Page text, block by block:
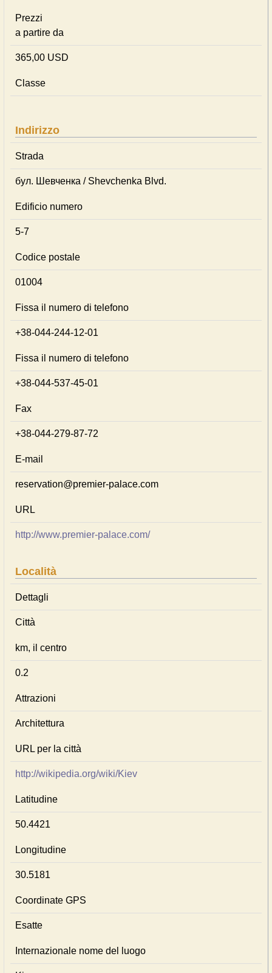
Prezzi
a partire da
365,00 USD
Classe
Indirizzo
Strada
бул. Шевченка / Shevchenka Blvd.
Edificio numero
5-7
Codice postale
01004
Fissa il numero di telefono
+38-044-244-12-01
Fissa il numero di telefono
+38-044-537-45-01
Fax
+38-044-279-87-72
E-mail
reservation@premier-palace.com
URL
http://www.premier-palace.com/
Località
Dettagli
Città
km, il centro
0.2
Attrazioni
Architettura
URL per la città
http://wikipedia.org/wiki/Kiev
Latitudine
50.4421
Longitudine
30.5181
Coordinate GPS
Esatte
Internazionale nome del luogo